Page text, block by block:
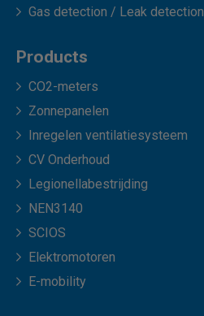
Gas detection / Leak detection
Products
CO2-meters
Zonnepanelen
Inregelen ventilatiesysteem
CV Onderhoud
Legionellabestrijding
NEN3140
SCIOS
Elektromotoren
E-mobility